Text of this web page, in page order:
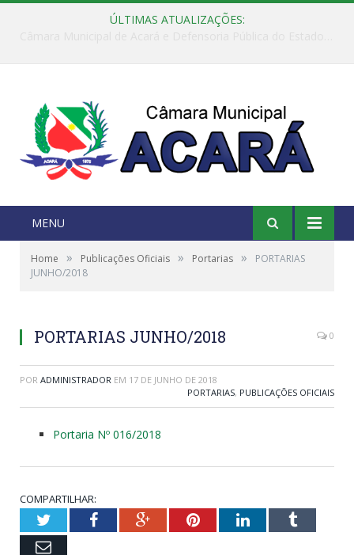
ÚLTIMAS ATUALIZAÇÕES:
MENU
Home » Publicações Oficiais » Portarias »
PORTARIAS
JUNHO/2018
PORTARIAS JUNHO/2018 0
POR ADMINISTRADOR EM 17 DE JUNHO DE 2018
PORTARIAS, PUBLICAÇÕES OFICIAIS
Portaria Nº 016/2018
COMPARTILHAR:
TwitterFacebookGoogle+PinterestLinkedInTumblr
Email